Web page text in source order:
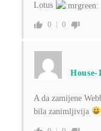
Lotus
0 0
House-
A da zamijene
bila zanimljivija